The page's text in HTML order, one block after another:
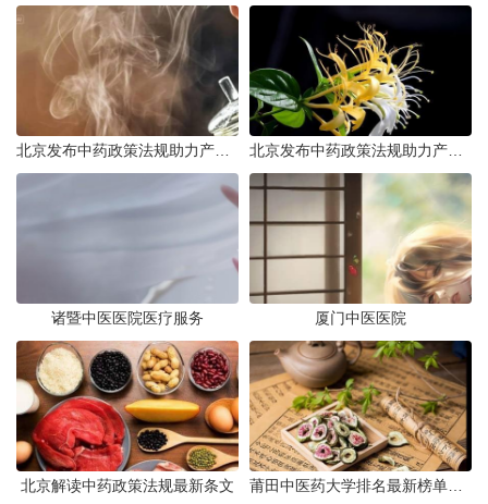
诸暨中医医院医疗服务 厦门中医医院
北京解读中药政策法规最新条文